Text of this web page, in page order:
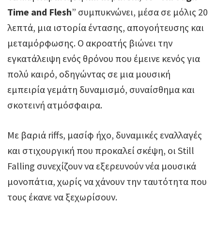
Time and Flesh” συμπυκνώνει, μέσα σε μόλις 20
λεπτά, μια ιστορία έντασης, απογοήτευσης και
μεταμόρφωσης. Ο ακροατής βιώνει την
εγκατάλειψη ενός θρόνου που έμεινε κενός για
πολύ καιρό, οδηγώντας σε μια μουσική
εμπειρία γεμάτη δυναμισμό, συναίσθημα και
σκοτεινή ατμόσφαιρα.
Με βαριά riffs, μασίφ ήχο, δυναμικές εναλλαγές
και στιχουργική που προκαλεί σκέψη, οι Still
Falling συνεχίζουν να εξερευνούν νέα μουσικά
μονοπάτια, χωρίς να χάνουν την ταυτότητα που
τους έκανε να ξεχωρίσουν.